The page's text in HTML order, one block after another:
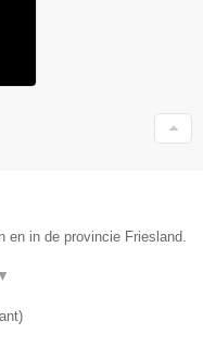
en in de provincie Friesland.
▼
)